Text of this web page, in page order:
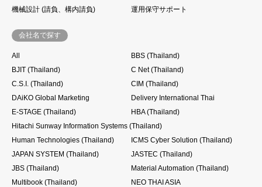
機械設計 (請負、構内請負)
運用保守サポート
会社名で探す
All
BBS (Thailand)
BJIT (Thailand)
C Net (Thailand)
C.S.I. (Thailand)
CIM (Thailand)
DAiKO Global Marketing
Delivery International Thai
E-STAGE (Thailand)
HBA (Thailand)
Hitachi Sunway Information Systems (Thailand)
Human Technologies (Thailand)
ICMS Cyber Solution (Thailand)
JAPAN SYSTEM (Thailand)
JASTEC (Thailand)
JBS (Thailand)
Material Automation (Thailand)
Multibook (Thailand)
NEO THAI ASIA